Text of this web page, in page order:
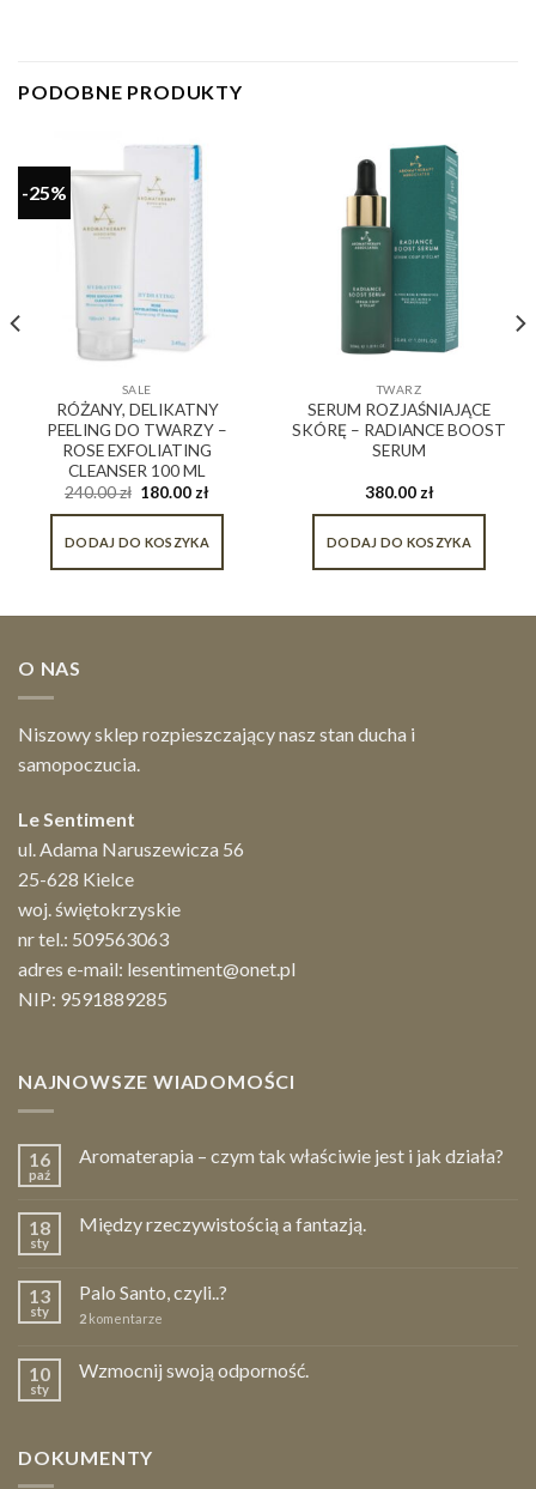
PODOBNE PRODUKTY
-25%
SALE
RÓŻANY, DELIKATNY
PEELING DO TWARZY –
ROSE EXFOLIATING
CLEANSER 100 ML
240.00zł 180.00zł
DODAJ DO KOSZYKA
TWARZ
SERUM ROZJAŚNIAJĄCE
SKÓRĘ – RADIANCE BOOST
SERUM
380.00zł
DODAJ DO KOSZYKA
O NAS
Niszowy sklep rozpieszczający nasz stan ducha i
samopoczucia.
Le Sentiment
ul. Adama Naruszewicza 56
25-628 Kielce
woj. świętokrzyskie
nr tel.: 509563063
adres e-mail: lesentiment@onet.pl
NIP: 9591889285
NAJNOWSZE WIADOMOŚCI
16
paź
Aromaterapia – czym tak właściwie jest i jak działa?
18
sty
Między rzeczywistością a fantazją.
13
sty
Palo Santo, czyli..?
2 komentarze
10
sty
Wzmocnij swoją odporność.
DOKUMENTY